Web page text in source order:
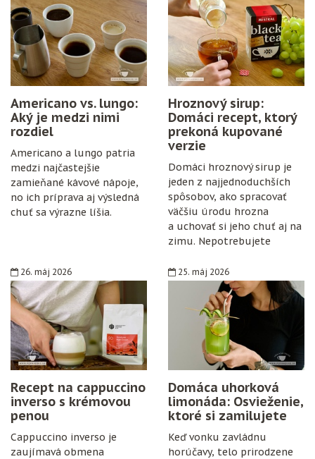
Americano vs. lungo:
Aký je medzi nimi
rozdiel
Americano a lungo patria
medzi najčastejšie
zamieňané kávové nápoje,
no ich príprava aj výsledná
chuť sa výrazne líšia.
Hroznový sirup:
Domáci recept, ktorý
prekoná kupované
verzie
Domáci hroznový sirup je
jeden z najjednoduchších
spôsobov, ako spracovať
väčšiu úrodu hrozna
a uchovať si jeho chuť aj na
zimu. Nepotrebujete
konzervanty ani zložitý
postup. Stačí zrelé hrozno,
cukor, citrón, čisté fľaše
a trochu trpezlivosti.
26. máj 2026
Recept na cappuccino
inverso s krémovou
penou
Cappuccino inverso je
zaujímavá obmena
25. máj 2026
Domáca uhorková
limonáda: Osvieženie,
ktoré si zamilujete
Keď vonku zavládnu
horúčavy, telo prirodzene